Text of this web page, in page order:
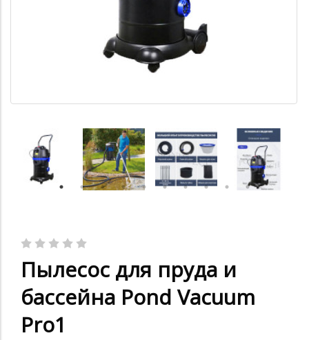
Пылесос для пруда и
бассейна Pond Vacuum
Pro1